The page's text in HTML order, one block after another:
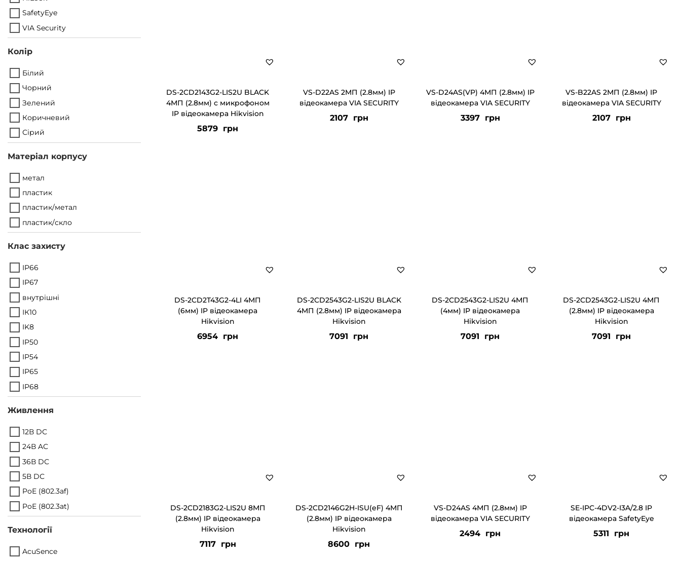
г
а
ц
і
т
у
DS-2CD2143G2-LIS2U BLACK
4МП (2.8мм) с микрофоном
IP відеокамера Hikvision
5879 грн
VS-D22AS 2МП (2.8мм) IP
відеокамера VIA SECURITY
2107 грн
VS-D24AS(VP) 4МП (2.8мм) IP
відеокамера VIA SECURITY
3397 грн
VS-B22AS 2МП (2.8мм) IP
відеокамера VIA SECURITY
2107 грн
DS-2CD2T43G2-4LI 4МП
(6мм) IP відеокамера
Hikvision
6954 грн
DS-2CD2543G2-LIS2U BLACK
4МП (2.8мм) IP відеокамера
Hikvision
7091 грн
DS-2CD2543G2-LIS2U 4МП
(4мм) IP відеокамера
Hikvision
7091 грн
DS-2CD2543G2-LIS2U 4МП
(2.8мм) IP відеокамера
Hikvision
7091 грн
DS-2CD2183G2-LIS2U 8МП
(2.8мм) IP відеокамера
Hikvision
7117 грн
DS-2CD2146G2H-ISU(eF) 4МП
(2.8мм) IP відеокамера
Hikvision
8600 грн
VS-D24AS 4МП (2.8мм) IP
відеокамера VIA SECURITY
2494 грн
SE-IPC-4DV2-I3A/2.8 IP
відеокамера SafetyEye
5311 грн
SafetyEye
VIA Security
Колір
Білий
Чорний
Зелений
Коричневий
Сірий
Матеріал корпусу
метал
пластик
пластик/метал
пластик/скло
Клас захисту
IP66
IP67
внутрішні
ІК10
IK8
IP50
IP54
IP65
IP68
Живлення
12В DС
24В AС
36В DС
5В DС
PoE (802.3af)
PoE (802.3at)
Технології
AcuSence